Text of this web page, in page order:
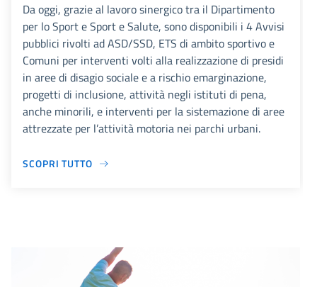
Da oggi, grazie al lavoro sinergico tra il Dipartimento
per lo Sport e Sport e Salute, sono disponibili i 4 Avvisi
pubblici rivolti ad ASD/SSD, ETS di ambito sportivo e
Comuni per interventi volti alla realizzazione di presidi
in aree di disagio sociale e a rischio emarginazione,
progetti di inclusione, attività negli istituti di pena,
anche minorili, e interventi per la sistemazione di aree
attrezzate per l’attività motoria nei parchi urbani.
SCOPRI TUTTO